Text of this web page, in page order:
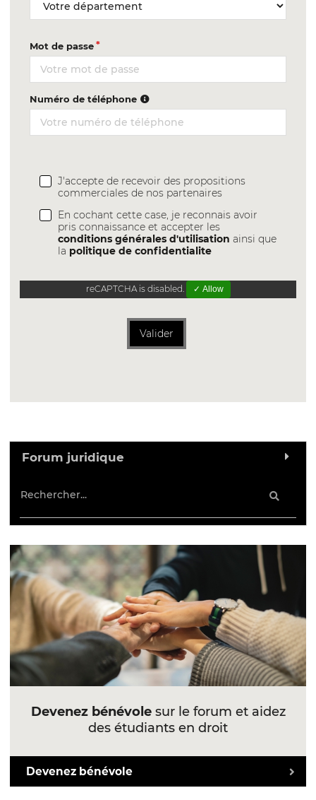
Mot de passe
Numéro de téléphone
J'accepte de recevoir des propositions
commerciales de nos partenaires
En cochant cette case, je reconnais avoir
pris connaissance et accepter les
conditions générales d'utilisation ainsi que
la politique de confidentialite
reCAPTCHA is disabled. ✓ Allow
Valider
Forum juridique
Devenez bénévolesur le forum et aidez
des étudiants en droit
Devenez bénévole